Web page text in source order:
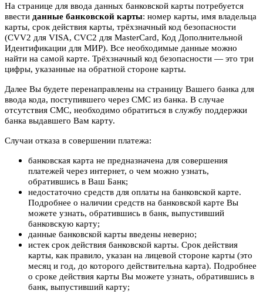
На странице для ввода данных банковской карты потребуется
ввести данные банковской карты: номер карты, имя владельца
карты, срок действия карты, трёхзначный код безопасности
(CVV2 для VISA, CVC2 для MasterCard, Код Дополнительной
Идентификации для МИР). Все необходимые данные можно
найти на самой карте. Трёхзначный код безопасности — это три
цифры, указанные на обратной стороне карты.
Далее Вы будете перенаправлены на страницу Вашего банка для
ввода кода, поступившего через СМС из банка. В случае
отсутствия СМС, необходимо обратиться в службу поддержки
банка выдавшего Вам карту.
Случаи отказа в совершении платежа:
банковская карта не предназначена для совершения
платежей через интернет, о чем можно узнать,
обратившись в Ваш Банк;
недостаточно средств для оплаты на банковской карте.
Подробнее о наличии средств на банковской карте Вы
можете узнать, обратившись в банк, выпустивший
банковскую карту;
данные банковской карты введены неверно;
истек срок действия банковской карты. Срок действия
карты, как правило, указан на лицевой стороне карты (это
месяц и год, до которого действительна карта). Подробнее
о сроке действия карты Вы можете узнать, обратившись в
банк, выпустивший карту;